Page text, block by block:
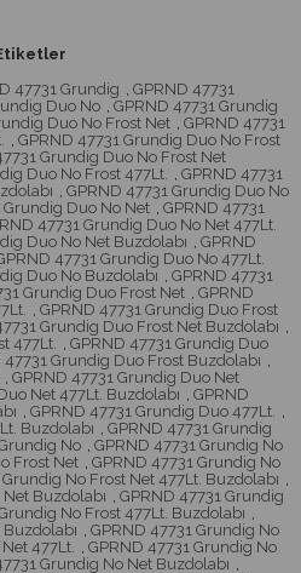
47731 Grundig , GPRND 47731
Duo No , GPRND 47731 Grundig
Duo No Frost Net , GPRND 47731
, GPRND 47731 Grundig Duo No Frost
Grundig Duo No Frost Net
Duo No Frost 477Lt. , GPRND 47731
, GPRND 47731 Grundig Duo No
Grundig Duo No Net , GPRND 47731
47731 Grundig Duo No Net 477Lt.
Duo No Net Buzdolabı , GPRND
47731 Grundig Duo No 477Lt.
Duo No Buzdolabı , GPRND 47731
Grundig Duo Frost Net , GPRND
, GPRND 47731 Grundig Duo Frost
Grundig Duo Frost Net Buzdolabı ,
477Lt. , GPRND 47731 Grundig Duo
47731 Grundig Duo Frost Buzdolabı ,
, GPRND 47731 Grundig Duo Net
Net 477Lt. Buzdolabı , GPRND
, GPRND 47731 Grundig Duo 477Lt. ,
Buzdolabı , GPRND 47731 Grundig
No , GPRND 47731 Grundig No
Frost Net , GPRND 47731 Grundig No
Grundig No Frost Net 477Lt. Buzdolabı ,
Buzdolabı , GPRND 47731 Grundig
No Frost 477Lt. Buzdolabı ,
, GPRND 47731 Grundig No
477Lt. , GPRND 47731 Grundig No
Grundig No Net Buzdolabı ,